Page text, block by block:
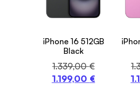
iPhone 16 512GB
Black
1.339,00€
1.199,00 €